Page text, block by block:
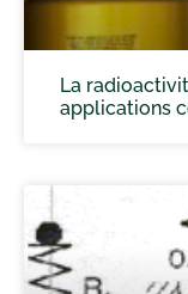
La
applications